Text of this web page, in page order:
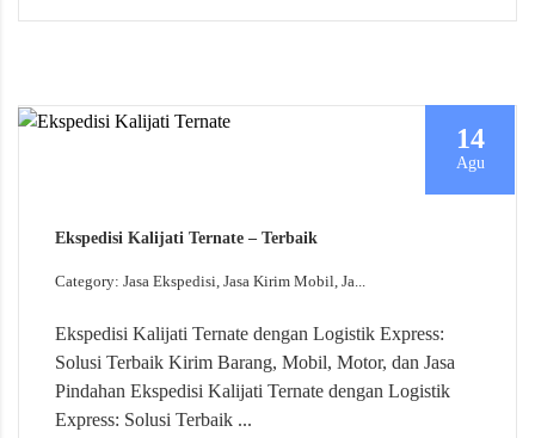
14
Agu
Ekspedisi Kalijati Ternate – Terbaik
Category: Jasa Ekspedisi, Jasa Kirim Mobil, Ja...
Ekspedisi Kalijati Ternate dengan Logistik Express:
Solusi Terbaik Kirim Barang, Mobil, Motor, dan Jasa
Pindahan Ekspedisi Kalijati Ternate dengan Logistik
Express: Solusi Terbaik ...